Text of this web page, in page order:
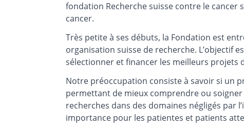
fondation Recherche suisse contre le
cancer.
Très petite à ses débuts, la Fondation est
organisation suisse de recherche. L’objectif
sélectionner et financer les meilleurs projets
Notre préoccupation consiste à savoir si un
permettant de mieux comprendre ou
recherches dans des domaines négligés par
importance pour les patientes et patients